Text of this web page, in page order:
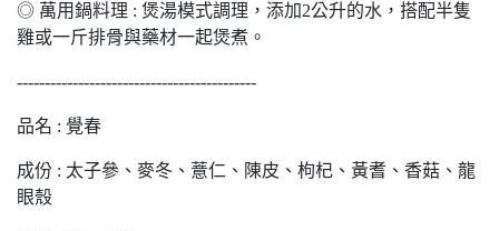
◎ 萬用鍋料理 : 煲湯模式調理，添加2公升的水，搭配半隻
雞或一斤排骨與藥材一起煲煮。
-------------------------------------------
品名 : 覺春
成份 : 太子參、麥冬、薏仁、陳皮、枸杞、黃耆、香菇、龍
眼殼